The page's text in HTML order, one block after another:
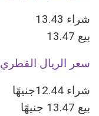
شراء 13.43
بيع 13.47
سعر الريال القطري
بيع 13.47 جنيهًا